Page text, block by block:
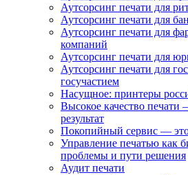
Аутсорсинг печати для
Аутсорсинг печати для
Аутсорсинг печати для
компаний
Аутсорсинг печати для
Аутсорсинг печати для
госучастием
Насущное: принтеры
Высокое качество
результат
Покопийный сервис — это
Управление печатью как
проблемы и пути решения
Аудит печати